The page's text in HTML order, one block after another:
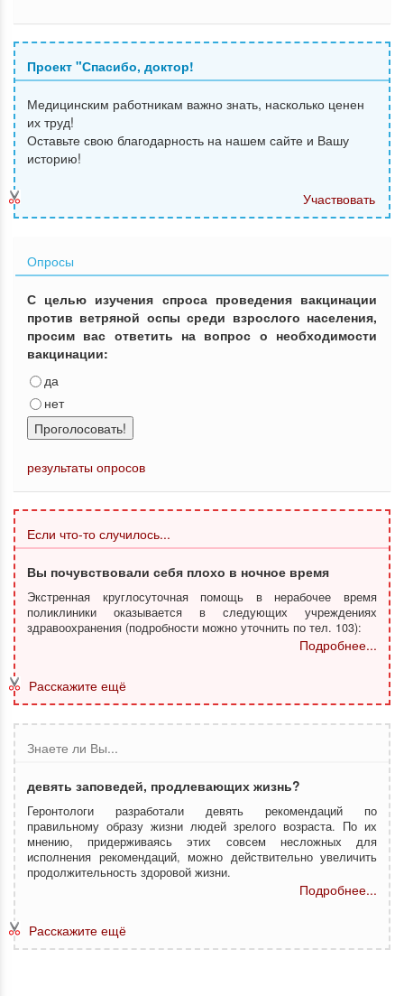
Проект "Спасибо, доктор!
Медицинским работникам важно знать, насколько ценен
их труд!
Оставьте свою благодарность на нашем сайте и Вашу
историю!
Участвовать
Опросы
С целью изучения спроса проведения вакцинации
против ветряной оспы среди взрослого населения,
просим вас ответить на вопрос о необходимости
вакцинации:
да
нет
Проголосовать!
результаты опросов
Если что-то случилось...
Вы почувствовали себя плохо в ночное время
Экстренная круглосуточная помощь в нерабочее время
поликлиники оказывается в следующих учреждениях
здравоохранения (подробности можно уточнить по тел. 103):
Подробнее...
Расскажите ещё
Знаете ли Вы...
девять заповедей, продлевающих жизнь?
Геронтологи разработали девять рекомендаций по
правильному образу жизни людей зрелого возраста. По их
мнению, придерживаясь этих совсем несложных для
исполнения рекомендаций, можно действительно увеличить
продолжительность здоровой жизни.
Подробнее...
Расскажите ещё